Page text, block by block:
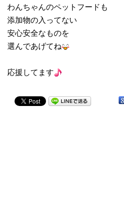
わんちゃんのペットフードも
添加物の入ってない
安心安全なものを
選んであげてね
応援してます